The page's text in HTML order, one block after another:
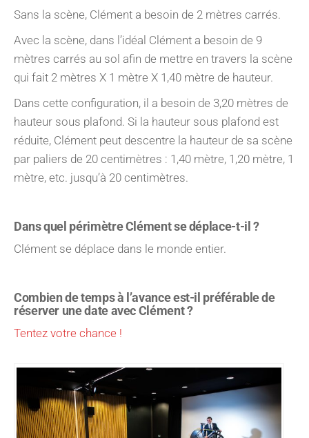
Sans la scène, Clément a besoin de 2 mètres carrés.
Avec la scène, dans l’idéal Clément a besoin de 9
mètres carrés au sol afin de mettre en travers la scène
qui fait 2 mètres X 1 mètre X 1,40 mètre de hauteur.
Dans cette configuration, il a besoin de 3,20 mètres de
hauteur sous plafond. Si la hauteur sous plafond est
réduite, Clément peut descentre la hauteur de sa scène
par paliers de 20 centimètres : 1,40 mètre, 1,20 mètre, 1
mètre, etc. jusqu’à 20 centimètres.
Dans quel périmètre Clément se déplace-t-il ?
Clément se déplace dans le monde entier.
Combien de temps à l’avance est-il préférable de
réserver une date avec Clément ?
Tentez votre chance !